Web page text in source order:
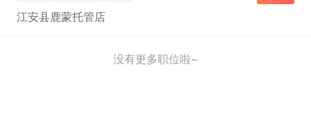
江安县鹿蒙托管店
没有更多职位啦~